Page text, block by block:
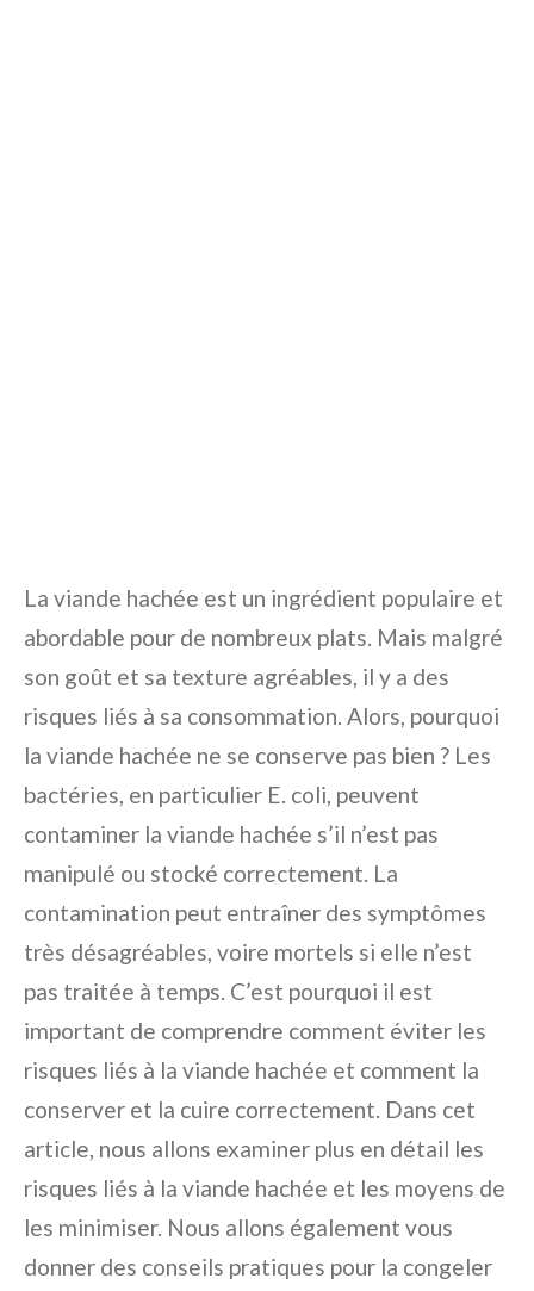
La viande hachée est un ingrédient populaire et
abordable pour de nombreux plats. Mais malgré
son goût et sa texture agréables, il y a des
risques liés à sa consommation. Alors, pourquoi
la viande hachée ne se conserve pas bien ? Les
bactéries, en particulier E. coli, peuvent
contaminer la viande hachée s’il n’est pas
manipulé ou stocké correctement. La
contamination peut entraîner des symptômes
très désagréables, voire mortels si elle n’est
pas traitée à temps. C’est pourquoi il est
important de comprendre comment éviter les
risques liés à la viande hachée et comment la
conserver et la cuire correctement. Dans cet
article, nous allons examiner plus en détail les
risques liés à la viande hachée et les moyens de
les minimiser. Nous allons également vous
donner des conseils pratiques pour la congeler